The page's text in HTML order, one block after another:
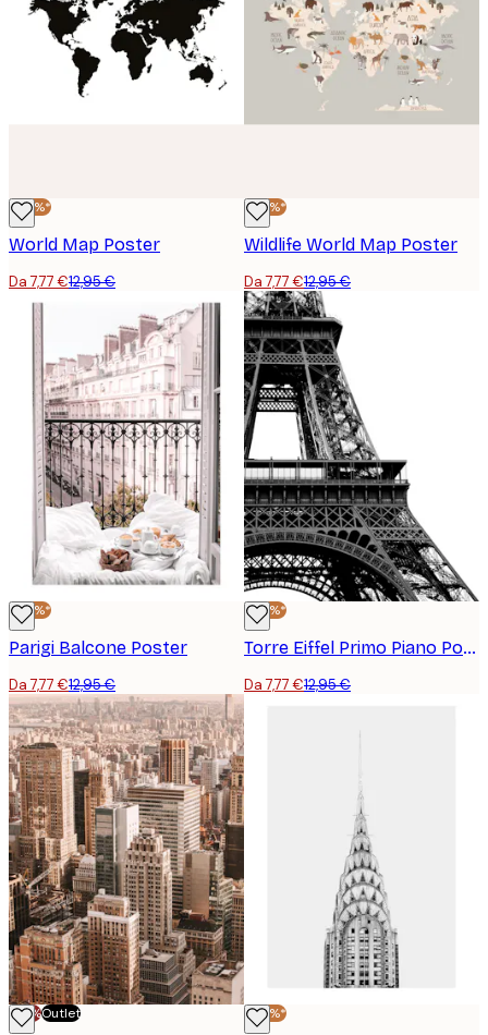
-40%*
World Map Poster
Da 7,77 €12,95 €
-40%*
Wildlife World Map Poster
Da 7,77 €12,95 €
-40%*
Parigi Balcone Poster
Da 7,77 €12,95 €
-40%*
Torre Eiffel Primo Piano Poster
Da 7,77 €12,95 €
-70%Outlet -40%*